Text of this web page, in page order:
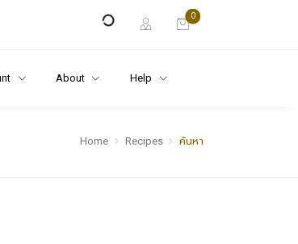
0
About Help
Home Recipes ค้นหา